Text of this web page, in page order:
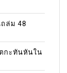
ล่ม 48
กะทันหันใน